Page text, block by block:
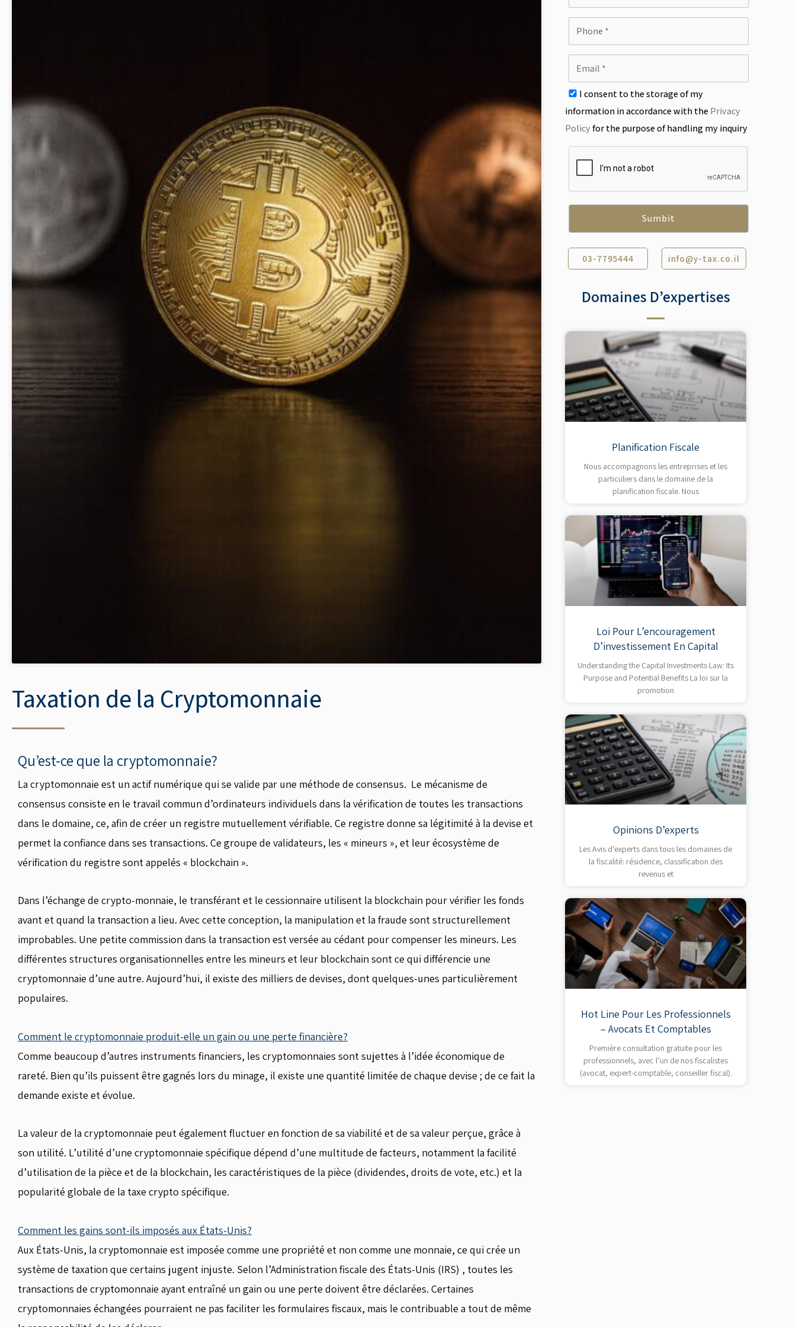
Taxation de la Cryptomonnaie
Qu’est-ce que la cryptomonnaie?
La cryptomonnaie est un actif numérique qui se valide par une méthode de consensus. Le mécanisme de
consensus consiste en le travail commun d’ordinateurs individuels dans la vérification de toutes les transactions
dans le domaine, ce, afin de créer un registre mutuellement vérifiable. Ce registre donne sa légitimité à la devise et
permet la confiance dans ses transactions. Ce groupe de validateurs, les « mineurs », et leur écosystème de
vérification du registre sont appelés « blockchain ».
Dans l’échange de crypto-monnaie, le transférant et le cessionnaire utilisent la blockchain pour vérifier les fonds
avant et quand la transaction a lieu. Avec cette conception, la manipulation et la fraude sont structurellement
improbables. Une petite commission dans la transaction est versée au cédant pour compenser les mineurs. Les
différentes structures organisationnelles entre les mineurs et leur blockchain sont ce qui différencie une
cryptomonnaie d’une autre. Aujourd’hui, il existe des milliers de devises, dont quelques-unes particulièrement
populaires.
Comment le cryptomonnaie produit-elle un gain ou une perte financière?
Comme beaucoup d’autres instruments financiers, les cryptomonnaies sont sujettes à l’idée économique de
rareté. Bien qu’ils puissent être gagnés lors du minage, il existe une quantité limitée de chaque devise ; de ce fait la
demande existe et évolue.
La valeur de la cryptomonnaie peut également fluctuer en fonction de sa viabilité et de sa valeur perçue, grâce à
son utilité. L’utilité d’une cryptomonnaie spécifique dépend d’une multitude de facteurs, notamment la facilité
d’utilisation de la pièce et de la blockchain, les caractéristiques de la pièce (dividendes, droits de vote, etc.) et la
popularité globale de la taxe crypto spécifique.
Comment les gains sont-ils imposés aux États-Unis?
Aux États-Unis, la cryptomonnaie est imposée comme une propriété et non comme une monnaie, ce qui crée un
système de taxation que certains jugent injuste. Selon l’Administration fiscale des États-Unis (IRS) , toutes les
transactions de cryptomonnaie ayant entraîné un gain ou une perte doivent être déclarées. Certaines
cryptomonnaies échangées pourraient ne pas faciliter les formulaires fiscaux, mais le contribuable a tout de même
I consent to the storage of my
information in accordance with thePrivacy
Policyfor the purpose of handling my inquiry
03-7795444 info@y-tax.co.il
Domaines D’expertises
Planification Fiscale
Nous accompagnons les entreprises et les
particuliers dans le domaine de la
planification fiscale. Nous
Loi Pour L’encouragement
D’investissement En Capital
Understanding the Capital Investments Law: Its
Purpose and Potential Benefits La loi sur la
promotion
Opinions D’experts
Les Avis d’experts dans tous les domaines de
la fiscalité: résidence, classification des
revenus et
Hot Line Pour Les Professionnels
– Avocats Et Comptables
Première consultation gratuite pour les
professionnels, avec l’un de nos fiscalistes
(avocat, expert-comptable, conseiller fiscal).